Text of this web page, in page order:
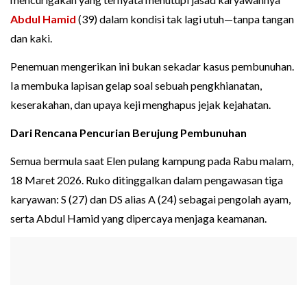
Abdul Hamid (39) dalam kondisi tak lagi utuh—tanpa tangan
dan kaki.
Penemuan mengerikan ini bukan sekadar kasus pembunuhan.
Ia membuka lapisan gelap soal sebuah pengkhianatan,
keserakahan, dan upaya keji menghapus jejak kejahatan.
Dari Rencana Pencurian Berujung Pembunuhan
Semua bermula saat Elen pulang kampung pada Rabu malam,
18 Maret 2026. Ruko ditinggalkan dalam pengawasan tiga
karyawan: S (27) dan DS alias A (24) sebagai pengolah ayam,
serta Abdul Hamid yang dipercaya menjaga keamanan.